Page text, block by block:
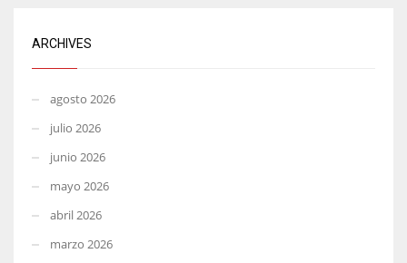
ARCHIVES
agosto 2026
julio 2026
junio 2026
mayo 2026
abril 2026
marzo 2026